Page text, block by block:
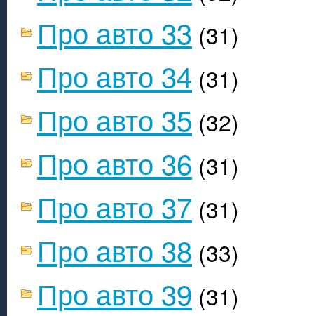
Про авто 33 (31)
Про авто 34 (31)
Про авто 35 (32)
Про авто 36 (31)
Про авто 37 (31)
Про авто 38 (33)
Про авто 39 (31)